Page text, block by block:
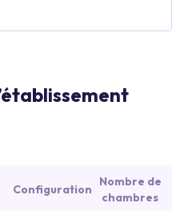
Configuration
Nombre de
chambres